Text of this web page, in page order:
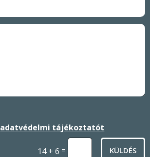
adatvédelmi tájékoztatót
14 + 6 = KÜLDÉS